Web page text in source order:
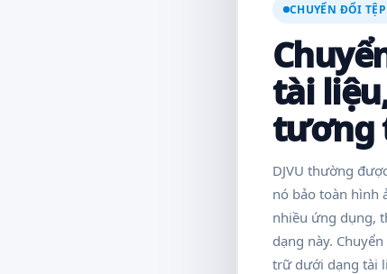
CHUYỂN ĐỔI
tài
tương
DJVU thường
nó bảo toàn hình
nhiều ứng dụng,
dạng này.
trữ dưới dạng tài